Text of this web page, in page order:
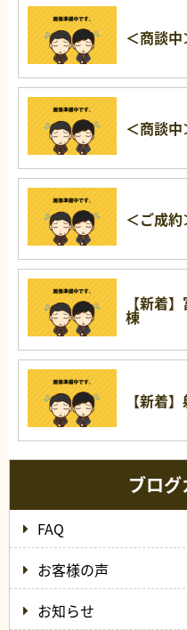
＜商談
＜商談
＜ご成
【新着
棟
【新着
ブロ
FAQ
お客様の声
お知らせ